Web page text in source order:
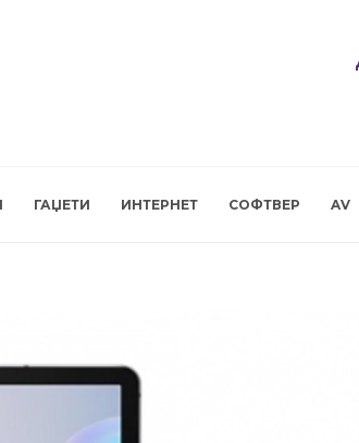
ГАЏЕТИ ИНТЕРНЕТ СОФТВЕР AV